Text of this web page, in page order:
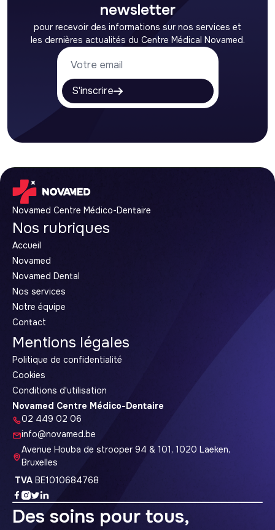
newsletter
pour recevoir des informations sur nos services et
les dernières actualités du Centre Médical Novamed.
Votre email
S'inscrire
Novamed Centre Médico-Dentaire
Nos rubriques
Accueil
Novamed
Novamed Dental
Nos services
Notre équipe
Contact
Mentions légales
Politique de confidentialité
Cookies
Conditions d'utilisation
Novamed Centre Médico-Dentaire
02 449 02 06
info@novamed.be
Avenue Houba de strooper 94 & 101, 1020 Laeken,
Bruxelles
TVA BE1010684768
Des soins pour tous,